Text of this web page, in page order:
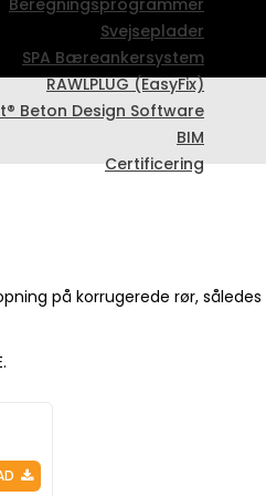
Beregningsprogrammer
Svejseplader
SPA Bæreankersystem
RAWLPLUG (EasyFix)
Beton Design Software
BIM
Certificering
på korrugerede rør,